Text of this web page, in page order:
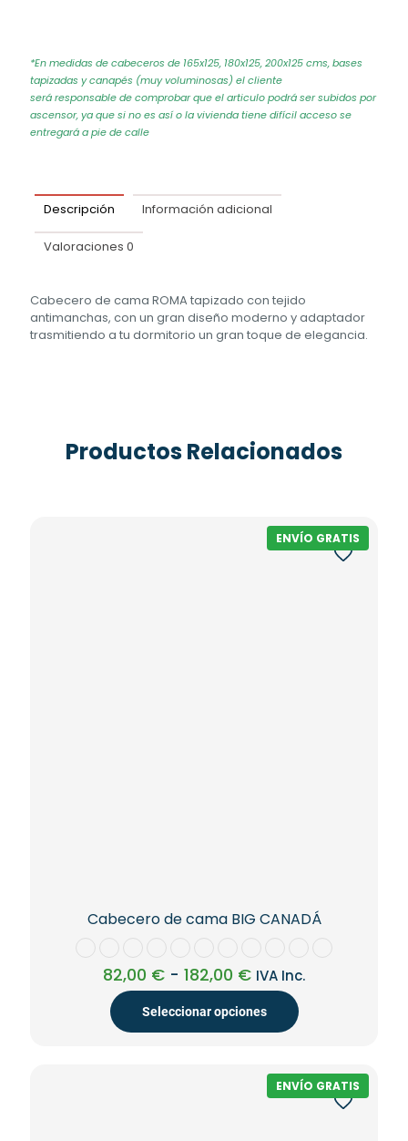
*En medidas de cabeceros de 165x125, 180x125, 200x125 cms, bases
tapizadas y canapés (muy voluminosas) el cliente
será responsable de comprobar que el articulo podrá ser subidos por
ascensor, ya que si no es así o la vivienda tiene difícil acceso se
entregará a pie de calle
Descripción Información adicional
Valoraciones 0
Cabecero de cama ROMA tapizado con tejido
antimanchas, con un gran diseño moderno y adaptador
trasmitiendo a tu dormitorio un gran toque de elegancia.
Productos Relacionados
ENVÍO GRATIS
Cabecero de cama BIG CANADÁ
82,00 € - 182,00 €Rango
de
precios:
desde
182,00 €
IVA Inc.
Seleccionar opciones
ENVÍO GRATIS